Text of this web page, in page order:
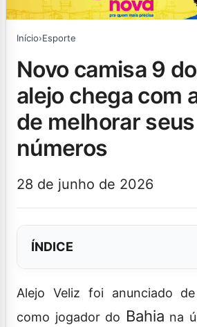
Início›Esporte
novo camisa 9 do bahia,
alejo chega com
de melhorar
números
28 de junho de 2026
ÍNDICE
Alejo Veliz foi anunciado
como jogador do Bahia na